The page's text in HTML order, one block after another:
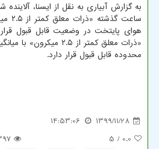
هوای پایتخت در وضعیت قابل قبول
محدوده قابل قبول قرار دارد.
1399/11/28
14:53:06
0.0
/ 5